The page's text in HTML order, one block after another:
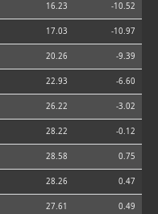
16.23 -10.52
17.03 -10.97
20.26 -9.39
22.93 -6.60
26.22 -3.02
28.22 -0.12
28.58 0.75
28.26 0.47
27.61 0.49